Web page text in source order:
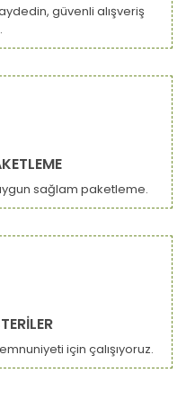
güvenli alışveriş
sağlam paketleme.
için çalışıyoruz.